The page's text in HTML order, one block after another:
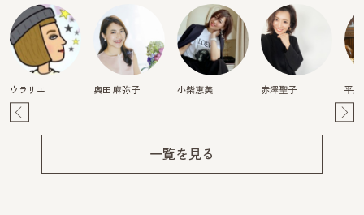
ウラリエ 奥田 麻弥子 小柴恵美 赤澤聖子 平
一覧を見る